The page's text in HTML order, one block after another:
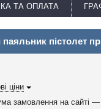
ТА ОПЛАТА
пістолет
ціни
замовлення на сайті